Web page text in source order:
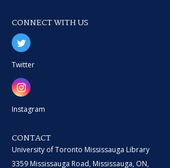
CONNECT WITH US
Twitter
Instagram
CONTACT
University of Toronto Mississauga Library
3359 Mississauga Road, Mississauga, ON,